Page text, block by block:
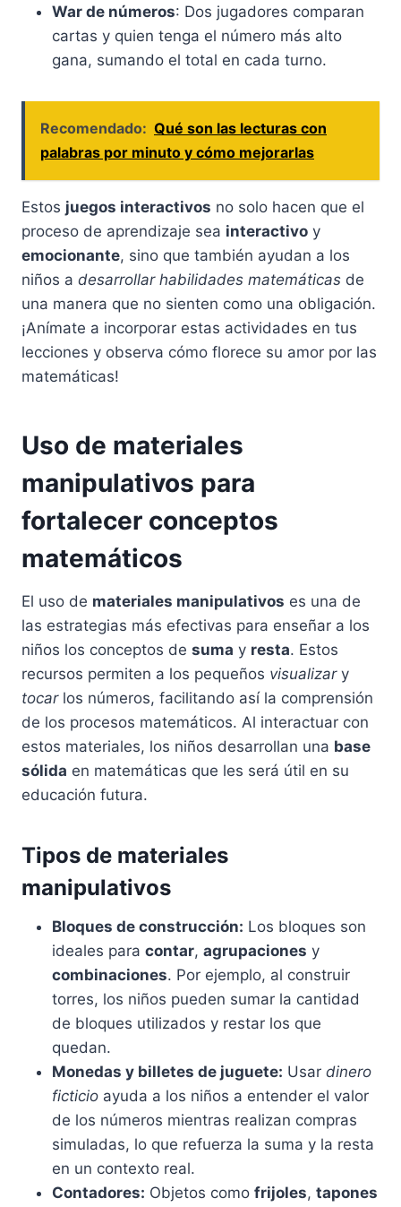
War de números: Dos jugadores comparan
cartas y quien tenga el número más alto
gana, sumando el total en cada turno.
Recomendado: Qué son las lecturas con
palabras por minuto y cómo mejorarlas
Estos juegos interactivos no solo hacen que el
proceso de aprendizaje sea interactivo y
emocionante, sino que también ayudan a los
niños a desarrollar habilidades matemáticas de
una manera que no sienten como una obligación.
¡Anímate a incorporar estas actividades en tus
lecciones y observa cómo florece su amor por las
matemáticas!
Uso de materiales
manipulativos para
fortalecer conceptos
matemáticos
El uso de materiales manipulativos es una de
las estrategias más efectivas para enseñar a los
niños los conceptos de suma y resta. Estos
recursos permiten a los pequeños visualizary
tocarlos números, facilitando así la comprensión
de los procesos matemáticos. Al interactuar con
estos materiales, los niños desarrollan una base
sólida en matemáticas que les será útil en su
educación futura.
Tipos de materiales
manipulativos
Bloques de construcción: Los bloques son
ideales para contar, agrupaciones y
combinaciones. Por ejemplo, al construir
torres, los niños pueden sumar la cantidad
de bloques utilizados y restar los que
quedan.
Monedas y billetes de juguete: Usar dinero
ficticio ayuda a los niños a entender el valor
de los números mientras realizan compras
simuladas, lo que refuerza la suma y la resta
en un contexto real.
Contadores: Objetos como frijoles, tapones